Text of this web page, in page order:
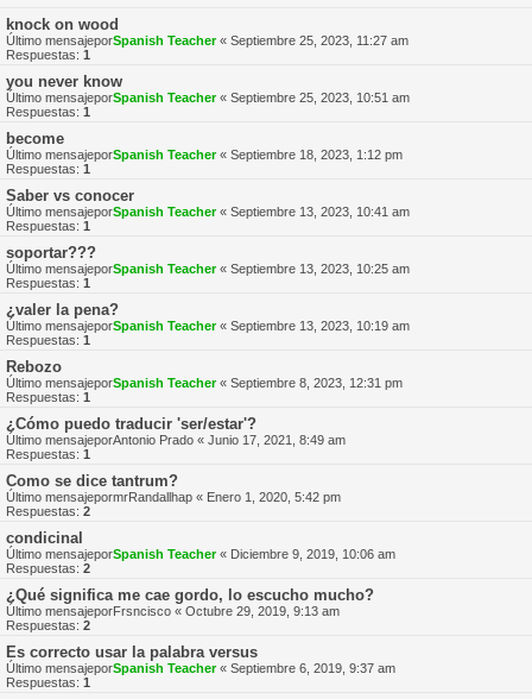
knock on wood
Último mensajeporSpanish Teacher« Septiembre 25, 2023, 11:27 am
Respuestas: 1
you never know
Último mensajeporSpanish Teacher« Septiembre 25, 2023, 10:51 am
Respuestas: 1
become
Último mensajeporSpanish Teacher« Septiembre 18, 2023, 1:12 pm
Respuestas: 1
Saber vs conocer
Último mensajeporSpanish Teacher« Septiembre 13, 2023, 10:41 am
Respuestas: 1
soportar???
Último mensajeporSpanish Teacher« Septiembre 13, 2023, 10:25 am
Respuestas: 1
¿valer la pena?
Último mensajeporSpanish Teacher« Septiembre 13, 2023, 10:19 am
Respuestas: 1
Rebozo
Último mensajeporSpanish Teacher« Septiembre 8, 2023, 12:31 pm
Respuestas: 1
¿Cómo puedo traducir 'ser/estar'?
Último mensajeporAntonio Prado « Junio 17, 2021, 8:49 am
Respuestas: 1
Como se dice tantrum?
Último mensajepormrRandallhap « Enero 1, 2020, 5:42 pm
Respuestas: 2
condicinal
Último mensajeporSpanish Teacher« Diciembre 9, 2019, 10:06 am
Respuestas: 2
¿Qué significa me cae gordo, lo escucho mucho?
Último mensajeporFrsncisco « Octubre 29, 2019, 9:13 am
Respuestas: 2
Es correcto usar la palabra versus
Último mensajeporSpanish Teacher« Septiembre 6, 2019, 9:37 am
Respuestas: 1